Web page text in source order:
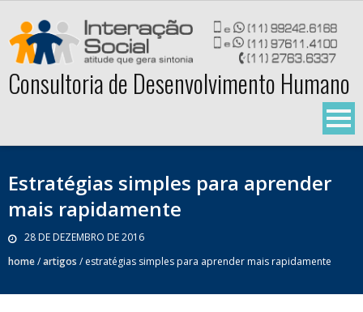
content
Consultoria de Desenvolvimento Humano
Estratégias simples para aprender
mais rapidamente
28 DE DEZEMBRO DE 2016
home/artigos /estratégias simples para aprender mais rapidamente